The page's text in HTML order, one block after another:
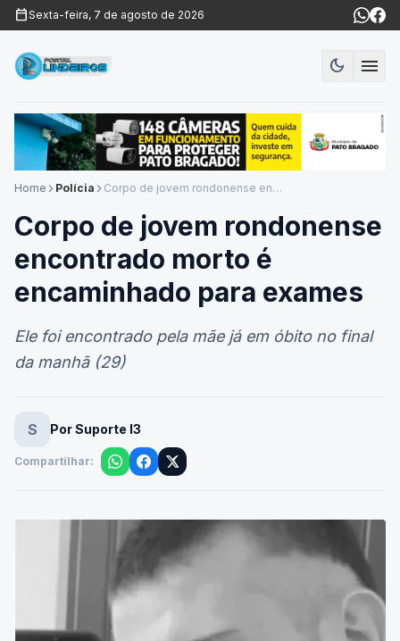
calendar_todaySexta-feira, 7 de agosto de 2026
dark_modeModo
menu
Home arrow_forward_ios Polícia arrow_forward_ios Corpo de jovem rondonense encontrado morto é encaminhado para exames
Corpo de jovem rondonense
encontrado morto é
encaminhado para exames
Ele foi encontrado pela mãe já em óbito no final
da manhã (29)
S Por Suporte I3
Compartilhar: